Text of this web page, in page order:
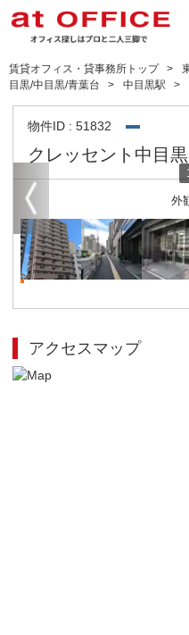
賃貸オフィス・貸事務所トップ
目黒/中目黒/青葉台
中目黒駅
物件ID : 51832
クレッセント中目
外
アクセスマップ